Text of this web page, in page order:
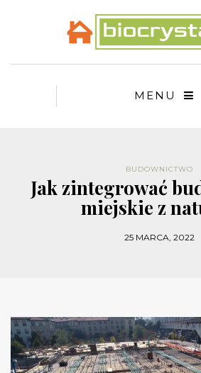
MENU
BUDOWNICTWO
Jak zintegrować
miejskie z
25 MARCA, 2022